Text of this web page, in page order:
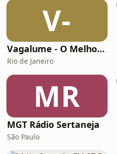
V-
Vagalume - O Melhor de Shakira
Rio de Janeiro
MR
MGT Rádio Sertaneja
São Paulo